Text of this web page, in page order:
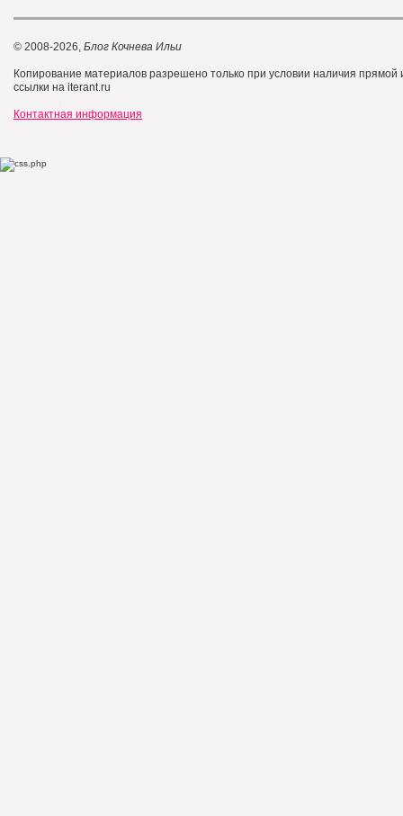
© 2008-2026, Блог Кочнева Ильи
Копирование материалов разрешено только при условии наличия прямой
ссылки на iterant.ru
Контактная информация